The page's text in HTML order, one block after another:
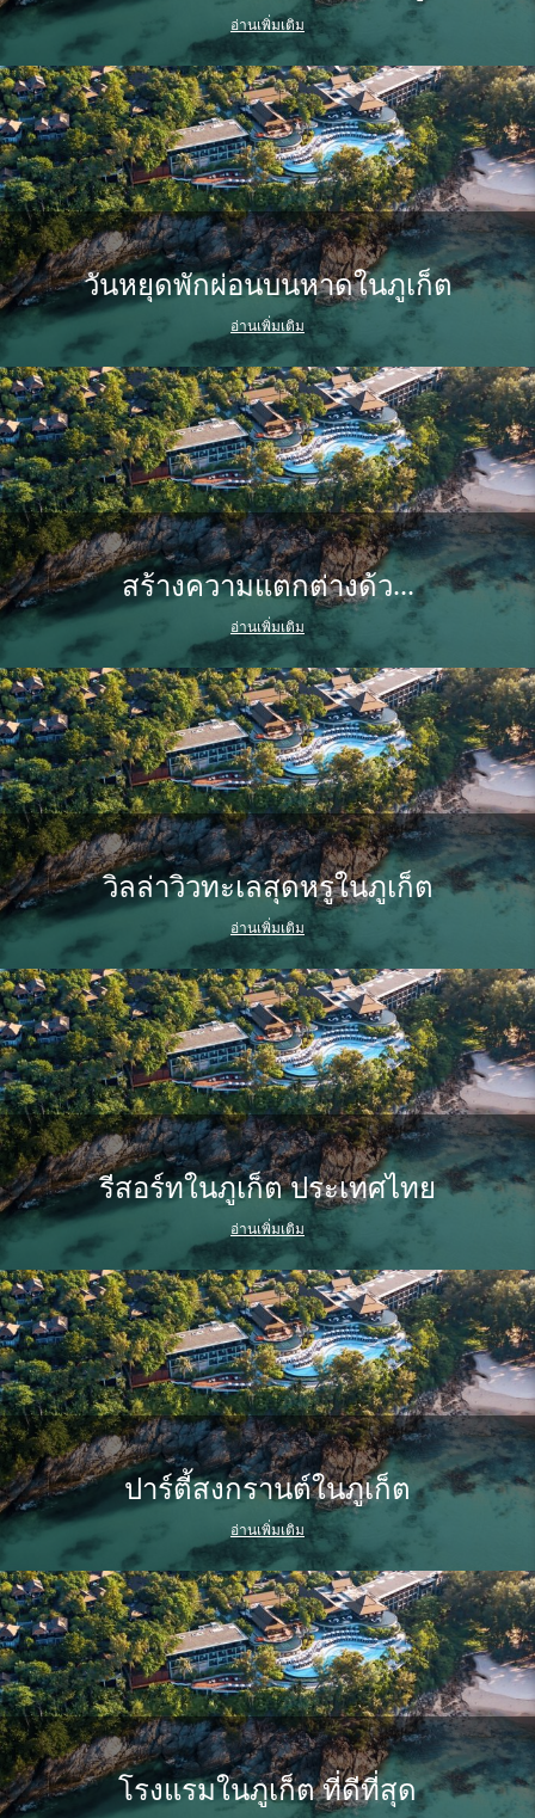
อ่านเพิ่มเติม
วันหยุดพักผ่อนบนหาดในภูเก็ต
อ่านเพิ่มเติม
สร้างความแตกต่างด้ว...
อ่านเพิ่มเติม
วิลล่าวิวทะเลสุดหรูในภูเก็ต
อ่านเพิ่มเติม
รีสอร์ทในภูเก็ต ประเทศไทย
อ่านเพิ่มเติม
ปาร์ตี้สงกรานต์ในภูเก็ต
อ่านเพิ่มเติม
โรงแรมในภูเก็ต ที่ดีที่สุด